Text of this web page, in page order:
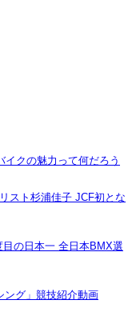
クの魅力って何だろう
スト杉浦佳子 JCF初とな
目の日本一 全日本BMX選
ング」競技紹介動画